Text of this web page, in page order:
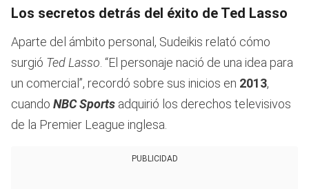
Los secretos detrás del éxito de Ted Lasso
Aparte del ámbito personal, Sudeikis relató cómo
surgió Ted Lasso . “El personaje nació de una idea para
un comercial”, recordó sobre sus inicios en 2013,
cuando NBC Sports adquirió los derechos televisivos
de la Premier League inglesa.
PUBLICIDAD